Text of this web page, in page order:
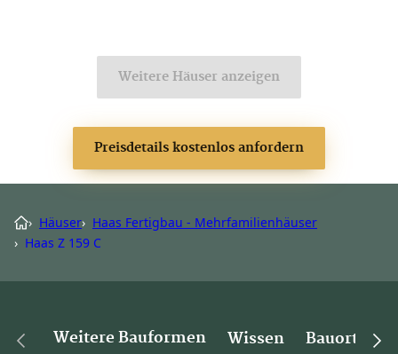
Weitere Häuser anzeigen
Preisdetails kostenlos anfordern
› Häuser› Haas Fertigbau - Mehrfamilienhäuser
› Haas Z 159 C
Weitere Bauformen Wissen Bauorte